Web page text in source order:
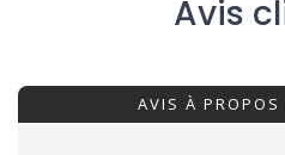
Avis
AVIS À